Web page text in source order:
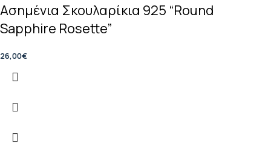
Ασημένια Σκουλαρίκια 925 “Round
Sapphire Rosette”
26,00€